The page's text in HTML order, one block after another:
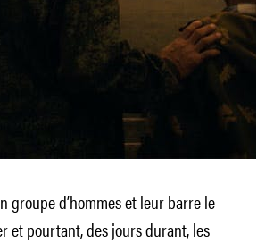
groupe d’hommes et leur barre le
et pourtant, des jours durant, les